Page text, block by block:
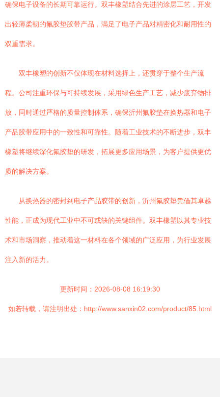
确保电子设备的长期可靠运行。双丰橡塑结合先进的涂层工艺，开发
出轻薄柔韧的氟胶垫胶带产品，满足了电子产品对精密化和耐用性的
双重需求。
双丰橡塑的创新不仅体现在材料选择上，还贯穿于整个生产流
程。公司注重环保与可持续发展，采用绿色生产工艺，减少废弃物排
放，同时通过严格的质量控制体系，确保沂州氟胶垫在换热器和电子
产品胶带应用中的一致性和可靠性。随着工业技术的不断进步，双丰
橡塑将继续深化氟胶垫的研发，拓展更多应用场景，为客户提供更优
质的解决方案。
从换热器的密封到电子产品胶带的创新，沂州氟胶垫凭借其卓越
性能，正成为现代工业中不可或缺的关键组件。双丰橡塑以其专业技
术和市场洞察，推动着这一材料在各个领域的广泛应用，为行业发展
注入新的活力。
更新时间：2026-08-08 16:19:30
如若转载，请注明出处：http://www.sanxin02.com/product/85.html